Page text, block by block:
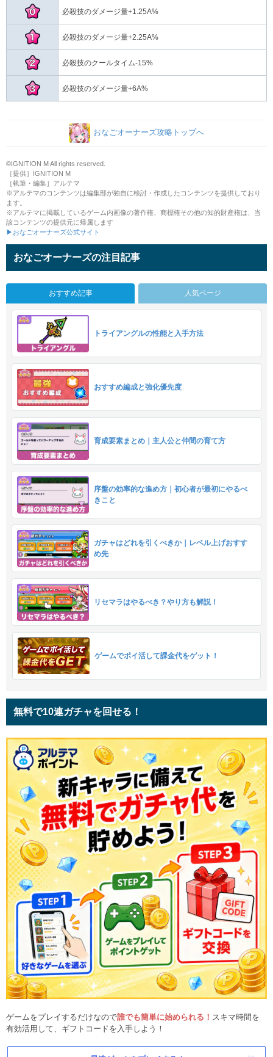
必殺技のダメージ量+6A%
おなごオーナーズ攻略トップへ
©IGNITION M All rights reserved.
［提供］IGNITION M
［執筆・編集］アルテマ
※アルテマのコンテンツは編集部が独自に検討・作成したコンテンツを提供しており
ます。
※アルテマに掲載しているゲーム内画像の著作権、商標権その他の知的財産権は、当
該コンテンツの提供元に帰属します
▶おなごオーナーズ公式サイト
おなごオーナーズの注目記事
おすすめ記事 人気ページ
トライアングルの性能と入手方法
おすすめ編成と強化優先度
育成要素まとめ｜主人公と仲間の育て方
序盤の効率的な進め方｜初心者が最初にやるべ
きこと
ガチャはどれを引くべきか｜レベル上げおすす
め先
リセマラはやるべき？やり方も解説！
ゲームでポイ活して課金代をゲット！
無料で10連ガチャを回せる！
ゲームをプレイするだけなので誰でも簡単に始められる！ スキマ時間を
有効活用して、ギフトコードを入手しよう！